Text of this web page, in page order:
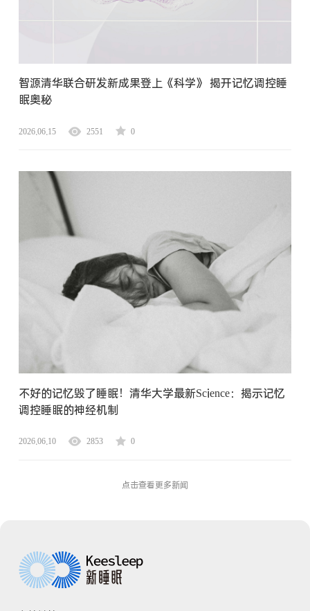
智源清华联合研发新成果登上《科学》 揭开记忆调控睡
眠奥秘
2026.06.15 2551 0
不好的记忆毁了睡眠！清华大学最新Science：揭示记忆
调控睡眠的神经机制
2026.06.10 2853 0
点击查看更多新闻